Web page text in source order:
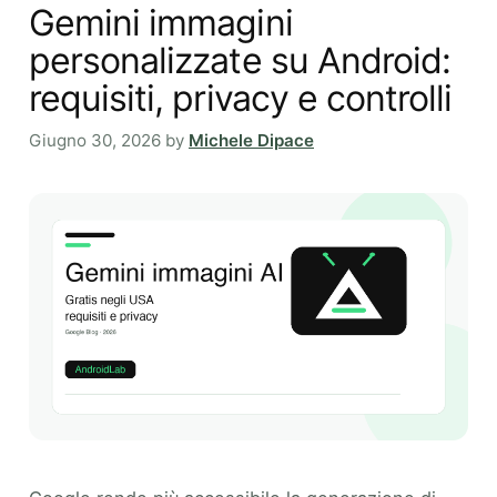
Gemini immagini
personalizzate su Android:
requisiti, privacy e controlli
Giugno 30, 2026 by Michele Dipace